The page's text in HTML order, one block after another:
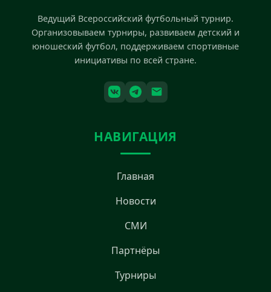
Ведущий Всероссийский футбольный турнир.
Организовываем турниры, развиваем детский и
юношеский футбол, поддерживаем спортивные
инициативы по всей стране.
НАВИГАЦИЯ
Главная
Новости
СМИ
Партнёры
Турниры